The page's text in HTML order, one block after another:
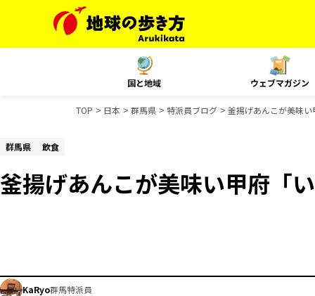
国と地域 ウェブマガジン
TOP 日本 群馬県 特派員ブログ 釜揚げあんこが美味
群馬県 飲食
釜揚げあんこが美味い甲府「
KaRyo群馬特派員